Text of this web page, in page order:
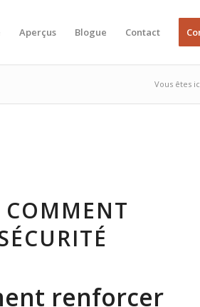
Aperçus Blogue Contact
Vous êtes
renforcer